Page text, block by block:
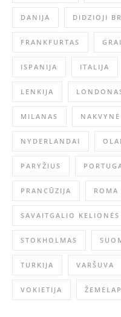
DANIJA DIDZIOJI
FRANKFURTAS
ISPANIJA ITALIJA
LENKIJA
MILANAS NAKVYNĖ
NYDERLANDAI
PARYŽIUS
PRANCŪZIJA ROMA
SAVAITGALIO KELIONĖS
STOKHOLMAS
TURKIJA VARŠUVA
VOKIETIJA